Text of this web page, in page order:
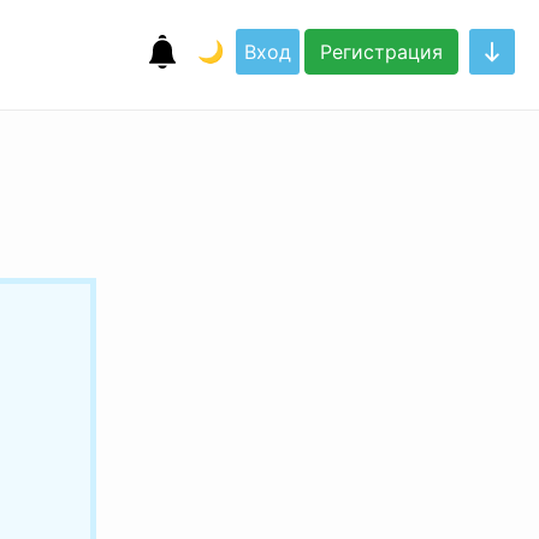
🌙 Вход Регистрация